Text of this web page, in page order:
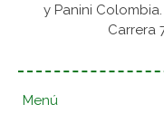
y Panini
Carrera
Menú